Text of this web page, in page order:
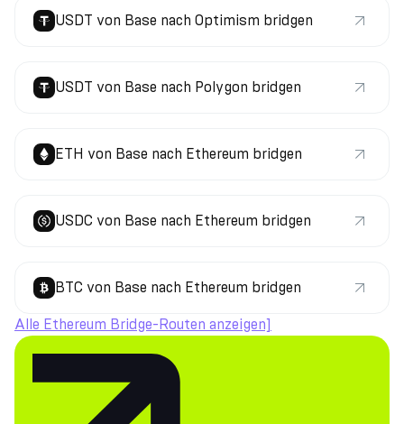
USDT von Base nach Optimism bridgen
USDT von Base nach Polygon bridgen
ETH von Base nach Ethereum bridgen
USDC von Base nach Ethereum bridgen
BTC von Base nach Ethereum bridgen
Alle Ethereum Bridge-Routen anzeigen]